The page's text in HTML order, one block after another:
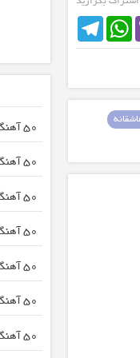
TelegramWhatsApp
50 آهنگ زنگ موبایل هشدار
50 آهنگ زنگ موبایل پیانو
50 آهنگ زنگ موبایل زیبا
50 آهنگ زنگ موبایل فابریک
50 آهنگ زنگ موبایل ترین های
50 آهنگ زنگ موبایل استامبولی
50 آهنگ زنگ موبایل نوتیفیکیشن